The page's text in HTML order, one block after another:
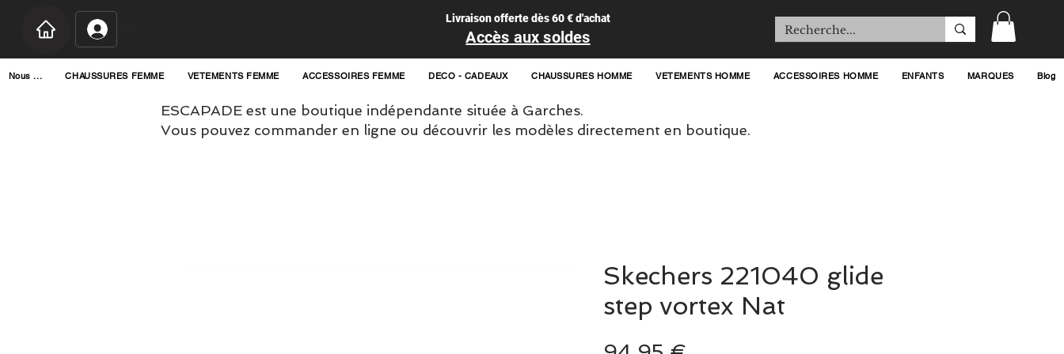
Livraison offerte dès 60 € d'achat
Accès aux soldes
Nous ... CHAUSSURES FEMME VETEMENTS FEMME ACCESSOIRES FEMME DECO - CADEAUX CHAUSSURES HOMME VETEMENTS HOMME ACCESSOIRES HOMME ENFANTS MARQUES Blog
ESCAPADE est une boutique indépendante située à Garches.
Vous pouvez commander en ligne ou découvrir les modèles directement en boutique.
Skechers 221040 glide
step vortex Nat